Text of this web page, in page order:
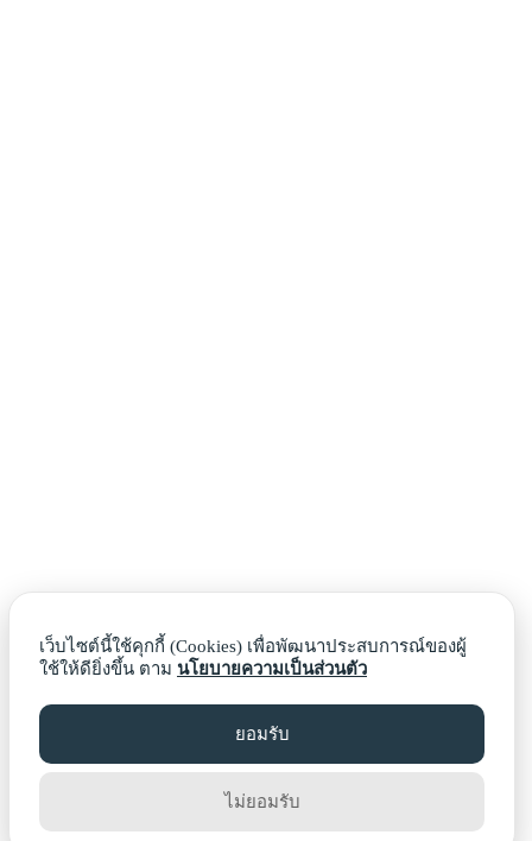
เว็บไซต์นี้ใช้คุกกี้ (Cookies) เพื่อพัฒนาประสบการณ์ของผู้
ใช้ให้ดียิ่งขึ้น ตาม นโยบายความเป็นส่วนตัว
ยอมรับ
ไม่ยอมรับ